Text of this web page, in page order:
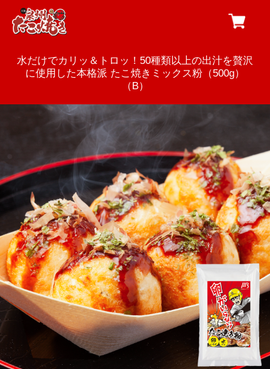
水だけでカリッ＆トロッ！50種類以上の出汁を贅沢
に使用した本格派 たこ焼きミックス粉（500g）
（B）